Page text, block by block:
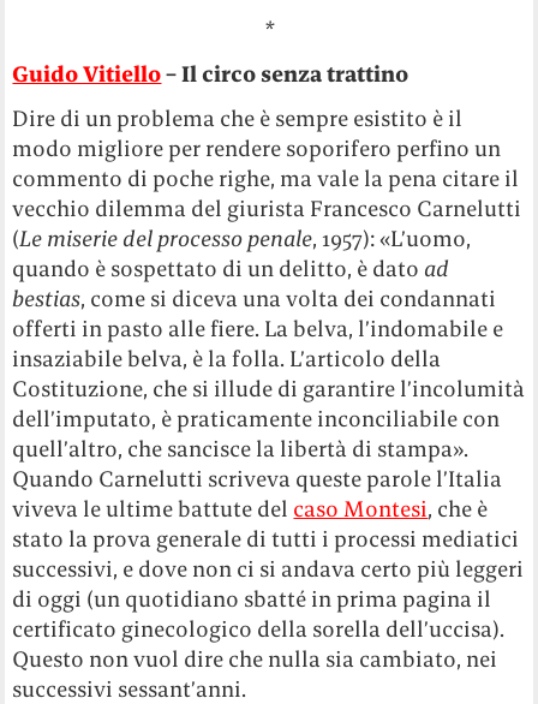
*
Guido Vitiello– Il circo senza trattino
Dire di un problema che è sempre esistito è il
modo migliore per rendere soporifero perfino un
commento di poche righe, ma vale la pena citare il
vecchio dilemma del giurista Francesco Carnelutti
(Le miserie del processo penale, 1957): «L’uomo,
quando è sospettato di un delitto, è dato ad
bestias, come si diceva una volta dei condannati
offerti in pasto alle fiere. La belva, l’indomabile e
insaziabile belva, è la folla. L’articolo della
Costituzione, che si illude di garantire l’incolumità
dell’imputato, è praticamente inconciliabile con
quell’altro, che sancisce la libertà di stampa».
Quando Carnelutti scriveva queste parole l’Italia
viveva le ultime battute del caso Montesi, che è
stato la prova generale di tutti i processi mediatici
successivi, e dove non ci si andava certo più leggeri
di oggi (un quotidiano sbatté in prima pagina il
certificato ginecologico della sorella dell’uccisa).
Questo non vuol dire che nulla sia cambiato, nei
successivi sessant’anni.